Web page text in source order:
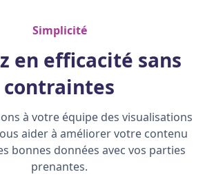
Simplicité
en efficacité sans
contraintes
à votre équipe des visualisations
aider à améliorer votre contenu
bonnes données avec vos parties
prenantes.